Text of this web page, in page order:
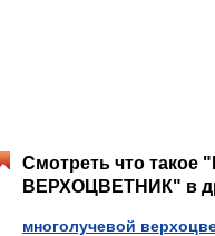
Смотреть что
ВЕРХОЦВЕТНИК" в
многолучевой